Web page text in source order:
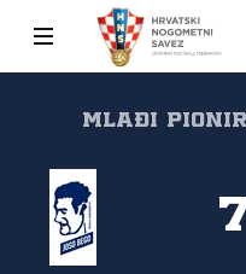
Mlađi pioniri